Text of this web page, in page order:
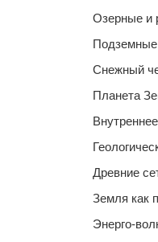
Озерные и
Подземные
Снежный
Планета
Древние
Земля как
Энерго-